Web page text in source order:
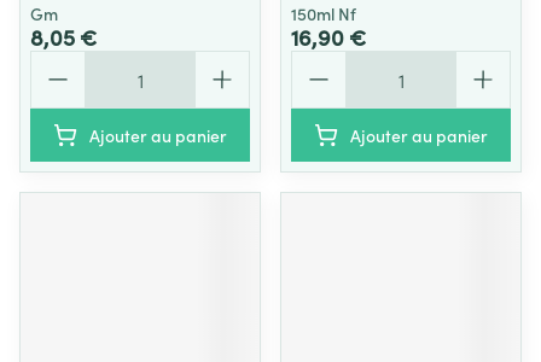
Gm
8,05 €
Ajouter au panier
150ml Nf
16,90 €
Ajouter au panier